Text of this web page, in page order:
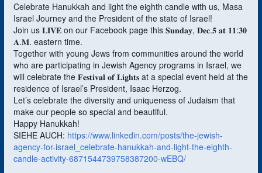
Celebrate Hanukkah and light the eighth candle with us, Masa
Israel Journey and the President of the state of Israel!
Join us 𝐋𝐈𝐕𝐄 on our Facebook page this 𝐒𝐮𝐧𝐝𝐚𝐲, 𝐃𝐞𝐜.𝟓 𝐚𝐭 𝟏𝟏:𝟑𝟎
𝐀.𝐌. eastern time.
Together with young Jews from communities around the world
who are participating in Jewish Agency programs in Israel, we
will celebrate the 𝐅𝐞𝐬𝐭𝐢𝐯𝐚𝐥 𝐨𝐟 𝐋𝐢𝐠𝐡𝐭𝐬 at a special event held at the
residence of Israel’s President, Isaac Herzog.
Let’s celebrate the diversity and uniqueness of Judaism that
make our people so special and beautiful.
Happy Hanukkah!
SIEHE AUCH: https://www.linkedin.com/posts/the-jewish-
agency-for-israel_celebrate-hanukkah-and-light-the-eighth-
candle-activity-6871544739758387200-wEBQ/